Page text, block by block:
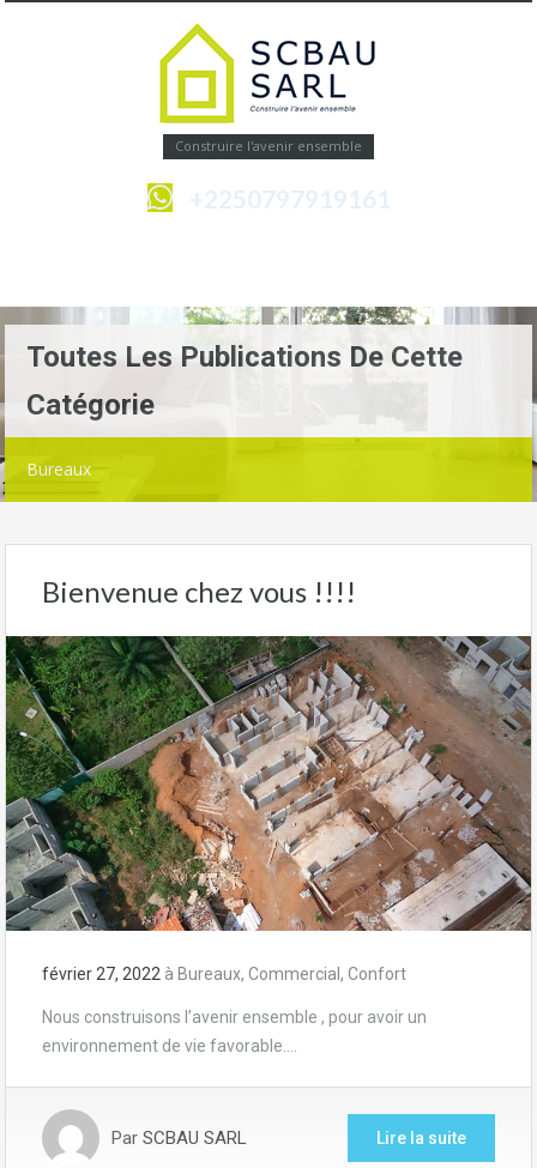
Construire l'avenir ensemble
+2250797919161
Toutes Les Publications De Cette
Catégorie
Bureaux
Bienvenue chez vous !!!!
février 27, 2022 à Bureaux, Commercial , Confort
Nous construisons l’avenir ensemble , pour avoir un
environnement de vie favorable….
Par SCBAU SARL Lire la suite